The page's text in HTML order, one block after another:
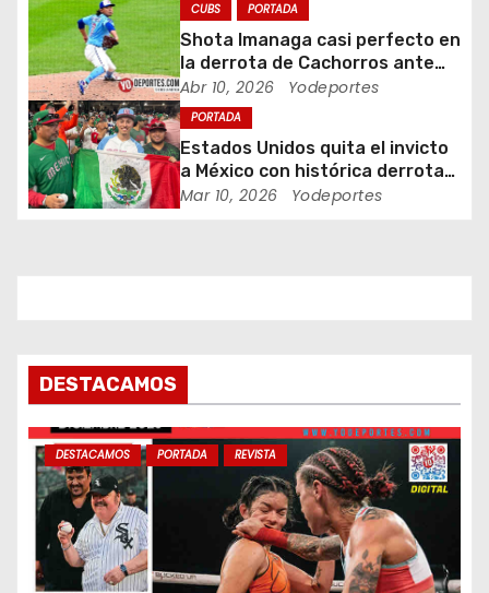
e
e
n
t
r
s
CUBS PORTADA
Shota Imanaga casi perfecto en
la derrota de Cachorros ante
Piratas
Abr 10, 2026 Yodeportes
PORTADA
Estados Unidos quita el invicto
a México con histórica derrota
en Clásico Mundial de Béisbol
Mar 10, 2026 Yodeportes
DESTACAMOS
DESTACAMOS PORTADA REVISTA